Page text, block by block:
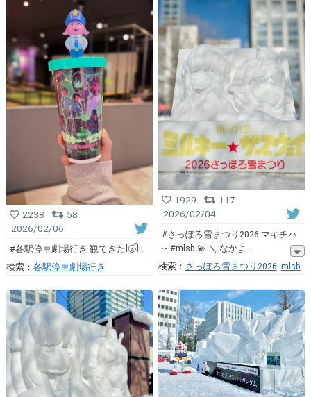
2238
58
2026/02/06
#各駅停車劇場行き 観てきたᥬ🌝ᩤ‼️
検索： 各駅停車劇場行き
1929
117
2026/02/04
#さっぽろ雪まつり2026 マキチハ
~ #mlsb 💫 ＼ なかよ
検索： さっぽろ雪まつり2026 mlsb